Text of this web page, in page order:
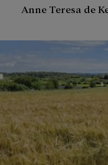
Anne Teresa de